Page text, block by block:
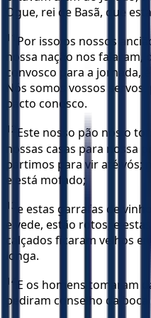
Ogue, rei de Basã, que
11
Por isso os nossos
nossa nação nos falaram,
convosco para a jornada,
Nós somos vossos
pacto conosco.
12 Este nosso pão nós o
nossas casas para nossa
partimos para vir até vós;
e está mofado;
13 e estas garrafas de
e vede, estão rotos; e
calçados ficaram velhos
longa.
14 E os homens tomaram
pediram conselho da boca